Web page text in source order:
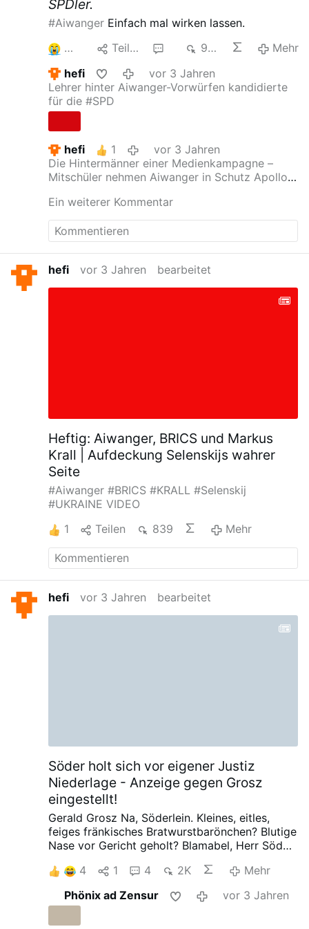
Entscheidungen zurückzuführen, die
COVID hervorgebracht …
SPDler.
#Aiwanger Einfach mal wirken lassen.
Teilen 963
Mehr
hefi
vor 3 Jahren
Lehrer hinter Aiwanger-Vorwürfen kandidierte
für die #SPD
hefi 1
vor 3 Jahren
Die Hintermänner einer Medienkampagne –
Mitschüler nehmen Aiwanger in Schutz Apollo
Mitschülern von Hubert Aiwanger. Von einer
dezidiert rechtsextremen Gesinnung erzählt
niemand, die medialen Attacken empfinden sie
eher als befremdlich. Wiederholt weisen sie auf
die Spur führt zur #SPD....
Ein weiterer Kommentar
hefi vor 3 Jahren bearbeitet
Heftig: Aiwanger, BRICS und Markus
Krall | Aufdeckung Selenskijs wahrer
Seite
#Aiwanger #BRICS #KRALL #Selenskij
#UKRAINE VIDEO
1
Teilen 839 Mehr
hefi vor 3 Jahren bearbeitet
Söder holt sich vor eigener Justiz
Niederlage - Anzeige gegen Grosz
eingestellt!
Gerald Grosz Na, Söderlein. Kleines, eitles,
feiges fränkisches Bratwurstbarönchen? Blutige
Nase vor Gericht geholt? Blamabel, Herr Söder!
ausgezahlt. Sich mit mir anzulegen, war
bayrischen Maulhelden eine auf das Maul
4 1 4 2K
Mehr
Phönix ad Zensur
vor 3 Jahren